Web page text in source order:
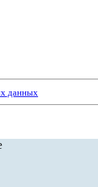
данных